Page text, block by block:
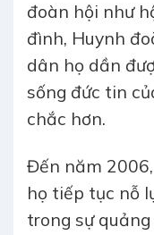
đoàn hội như
đình, Huynh
dân họ dần
sống đức tin
chắc hơn.
Đến năm
họ tiếp tục nỗ
trong sự